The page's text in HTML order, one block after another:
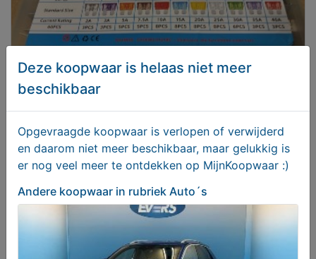
Assortimentdoos autozekeringen
€ 6,50
Deze koopwaar is helaas niet meer
beschikbaar
Opgevraagde koopwaar is verlopen of verwijderd
en daarom niet meer beschikbaar, maar gelukkig is
er nog veel meer te ontdekken op MijnKoopwaar :)
Andere koopwaar in rubriek Auto´s